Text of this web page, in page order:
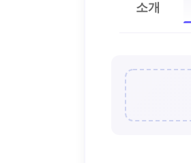
소개